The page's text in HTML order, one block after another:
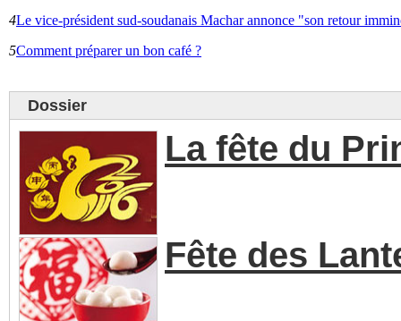
4Le vice-président sud-soudanais Machar annonce "son retour
5Comment préparer un bon café ?
Dossier
La fête du
Fête des